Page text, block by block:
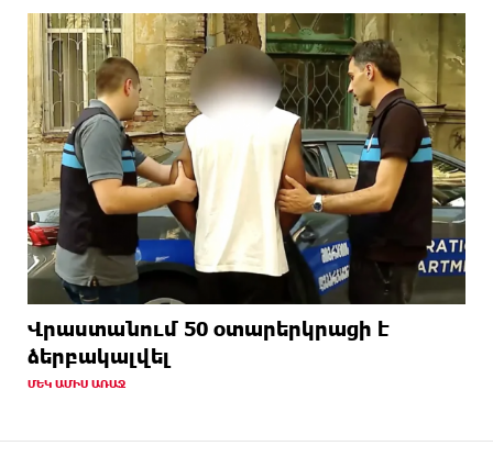
Վրաստանում 50 օտարերկրացի է
ձերբակալվել
ՄԵԿ ԱՄԻՍ ԱՌԱՋ